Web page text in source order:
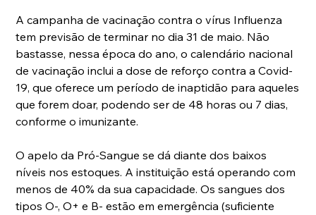
A campanha de vacinação contra o vírus Influenza
tem previsão de terminar no dia 31 de maio. Não
bastasse, nessa época do ano, o calendário nacional
de vacinação inclui a dose de reforço contra a Covid-
19, que oferece um período de inaptidão para aqueles
que forem doar, podendo ser de 48 horas ou 7 dias,
conforme o imunizante.
O apelo da Pró-Sangue se dá diante dos baixos
níveis nos estoques. A instituição está operando com
menos de 40% da sua capacidade. Os sangues dos
tipos O-, O+ e B- estão em emergência (suficiente